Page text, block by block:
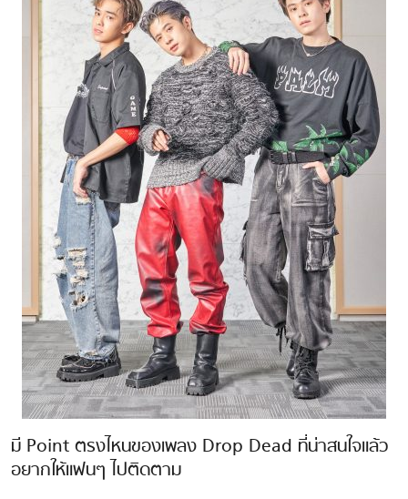
มี Point ตรงไหนของเพลง Drop Dead ที่น่าสนใจแล้ว
อยากให้แฟนๆ ไปติดตาม